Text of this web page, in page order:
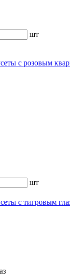
шт
с розовым
шт
с тигровым